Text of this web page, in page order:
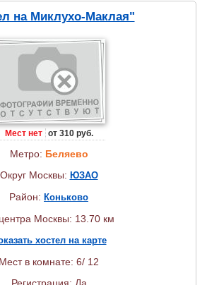
на Миклухо-Маклая"
Мест нет от 310 руб.
Метро: Беляево
Округ Москвы: ЮЗАО
Район: Коньково
Москвы: 13.70 км
хостел на карте
Мест в комнате: 6/ 12